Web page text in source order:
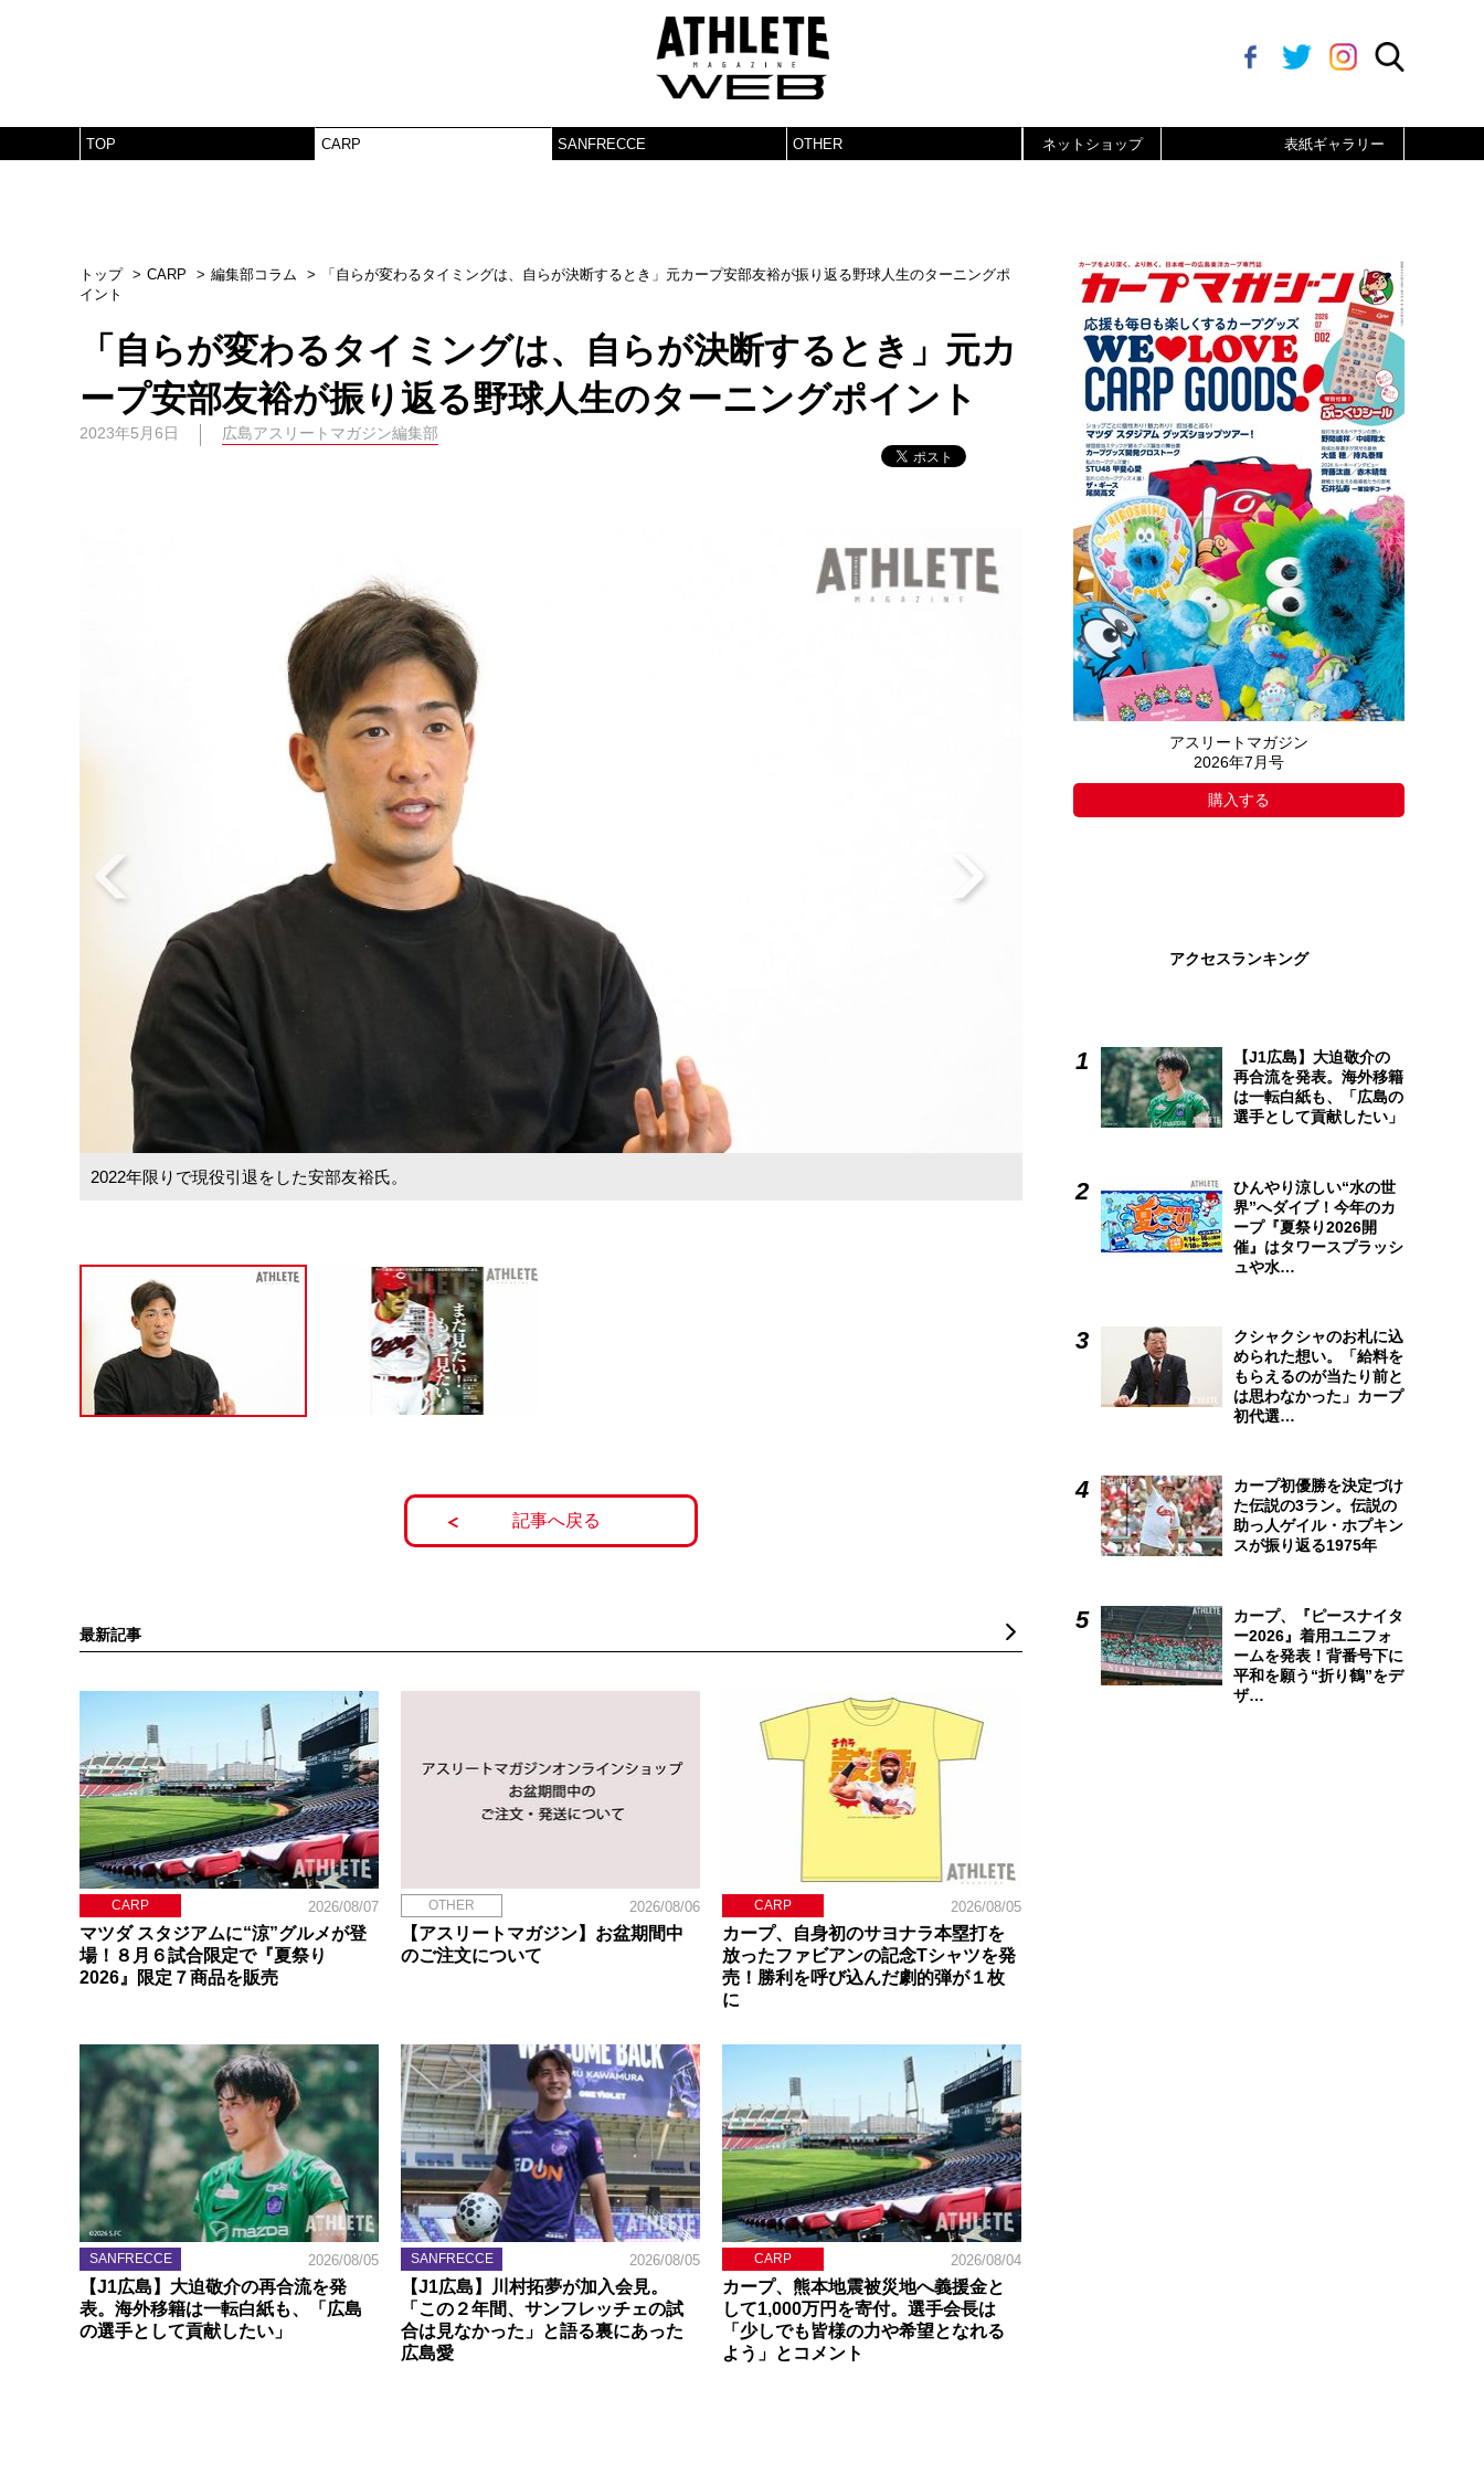
TOP CARP SANFRECCE OTHER ネットショップ 表紙ギャラリー
トップ CARP 編集部コラム
「自らが変わるタイミングは、自らが決断するとき」元カープ安部友裕が振り返る野球人生のターニングポ
イント
「自らが変わるタイミングは、自らが決断するとき」元カ
ープ安部友裕が振り返る野球人生のターニングポイント
2023年5月6日 広島アスリートマガジン編集部
2022年限りで現役引退をした安部友裕氏。 広島アスリートマガジン5月号 は、「まだ見たい！もっと
支えた投打の主力たちの現在地に迫ります。
記事へ戻る
最新記事
CARP 2026/08/07
マツダ スタジアムに“涼”グルメが登
場！８月６試合限定で『夏祭り
2026』限定７商品を販売
OTHER 2026/08/06
【アスリートマガジン】お盆期間中
のご注文について
CARP 2026/08/05
カープ、自身初のサヨナラ本塁打を
放ったファビアンの記念Tシャツを発
売！勝利を呼び込んだ劇的弾が１枚
に
SANFRECCE 2026/08/05
【J1広島】大迫敬介の再合流を発
表。海外移籍は一転白紙も、「広島
の選手として貢献したい」
SANFRECCE 2026/08/05
【J1広島】川村拓夢が加入会見。
「この２年間、サンフレッチェの試
合は見なかった」と語る裏にあった
広島愛
CARP 2026/08/04
カープ、熊本地震被災地へ義援金と
して1,000万円を寄付。選手会長は
「少しでも皆様の力や希望となれる
よう」とコメント
アスリートマガジン
2026年7月号
購入する
アクセスランキング
【J1広島】大迫敬介の
再合流を発表。海外移籍
は一転白紙も、「広島の
選手として貢献したい」
ひんやり涼しい“水の世
界”へダイブ！今年のカ
ープ『夏祭り2026開
催』はタワースプラッシ
ュや水…
クシャクシャのお札に込
められた想い。「給料を
もらえるのが当たり前と
は思わなかった」カープ
初代選…
カープ初優勝を決定づけ
た伝説の3ラン。伝説の
助っ人ゲイル・ホプキン
スが振り返る1975年
カープ、『ピースナイタ
ー2026』着用ユニフォ
ームを発表！背番号下に
平和を願う“折り鶴”をデ
ザ…